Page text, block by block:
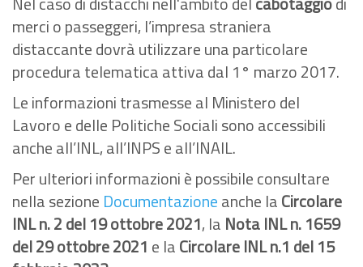
merci o passeggeri, l’impresa straniera
distaccante dovrà utilizzare una particolare
procedura telematica attiva dal 1° marzo 2017.
Le informazioni trasmesse al Ministero del
Lavoro e delle Politiche Sociali sono accessibili
anche all’INL, all’INPS e all’INAIL.
Per ulteriori informazioni è possibile consultare
nella sezione Documentazioneanche laCircolare
INL n. 2 del 19 ottobre 2021, la Nota INL n. 1659
del 29 ottobre 2021 e laCircolare INL n.1 del 15